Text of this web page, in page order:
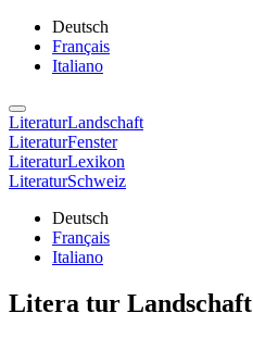
Deutsch
Français
Italiano
LiteraturLandschaft
LiteraturFenster
LiteraturLexikon
LiteraturSchweiz
Deutsch
Français
Italiano
Litera tur Landschaft